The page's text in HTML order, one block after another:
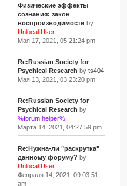
Физические эффекты
сознания: закон
воспроизводимости by
Unlocal User
Мая 17, 2021, 05:21:24 pm
Re:Russian Society for
Psychical Research by ts404
Мая 13, 2021, 03:23:20 pm
Re:Russian Society for
Psychical Research by
%forum.helper%
Марта 14, 2021, 04:27:59 pm
Re:Нужна-ли "раскрутка"
данному форуму? by
Unlocal User
Февраля 14, 2021, 09:03:51
am